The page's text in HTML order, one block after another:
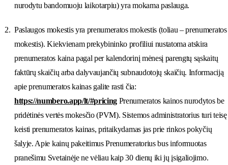
nurodytu bandomuoju laikotarpiu) yra mokama paslauga.
Paslaugos mokestis yra prenumeratos mokestis (toliau – prenumeratos
mokestis). Kiekvienam prekybininko profiliui nustatoma atskira
prenumeratos kaina pagal per kalendorinį mėnesį parengtų sąskaitų
faktūrų skaičių arba dalyvaujančių subnaudotojų skaičių. Informaciją
apie prenumeratos kainas galite rasti čia:
https://numbero.app/lt/#pricing Prenumeratos kainos nurodytos be
pridėtinės vertės mokesčio (PVM). Sistemos administratorius turi teisę
keisti prenumeratos kainas, pritaikydamas jas prie rinkos pokyčių
šalyje. Apie kainų pakeitimus Prenumeratorius bus informuotas
pranešimu Svetainėje ne vėliau kaip 30 dienų iki jų įsigaliojimo.